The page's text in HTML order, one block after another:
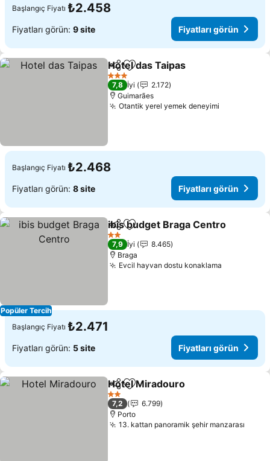
Başlangıç Fiyatı ₺2.458
Fiyatları görün: 9 site Fiyatları görün
PaylaşFavorilerime ekle
Hotel das Taipas
3 Yıldız
7,8 İyi
2.172
Guimarães
Otantik yerel yemek deneyimi
Başlangıç Fiyatı ₺2.468
Fiyatları görün: 8 site Fiyatları görün
Popüler Tercih
PaylaşFavorilerime ekle
ibis budget Braga Centro
2 Yıldız
7,9 İyi
8.465
Braga
Evcil hayvan dostu konaklama
Başlangıç Fiyatı ₺2.471
Fiyatları görün: 5 site Fiyatları görün
PaylaşFavorilerime ekle
Hotel Miradouro
2 Yıldız
7,2
6.799
Porto
13. kattan panoramik şehir manzarası